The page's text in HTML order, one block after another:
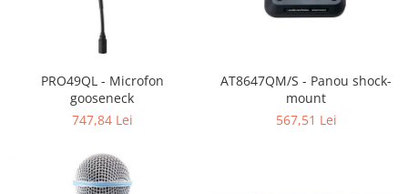
PRO49QL - Microfon
gooseneck
747,84 Lei
AT8647QM/S - Panou shock-
mount
567,51 Lei